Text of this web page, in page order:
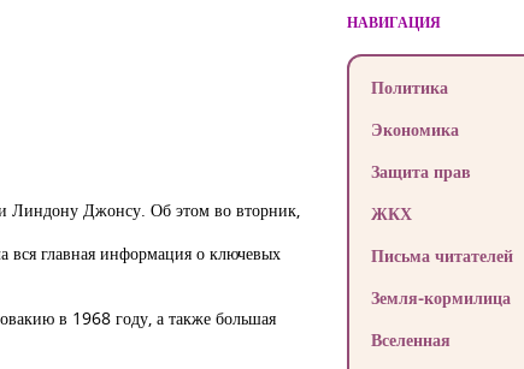
Линдону Джонсу. Об этом во вторник,
вся главная информация о ключевых
в 1968 году, а также большая
НАВИГАЦИЯ
Политика
Экономика
Защита прав
ЖКХ
Письма читателей
Земля-кормилица
Вселенная